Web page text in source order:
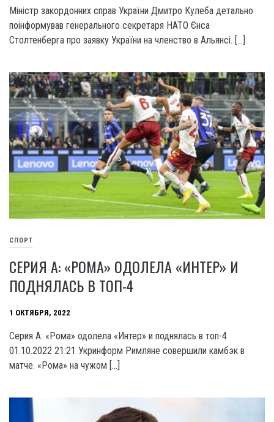
Міністр закордонних справ України Дмитро Кулеба детально
поінформував генерального секретаря НАТО Єнса
Столтенберга про заявку України на членство в Альянсі. […]
СПОРТ
СЕРИЯ А: «РОМА» ОДОЛЕЛА «ИНТЕР» И
ПОДНЯЛАСЬ В ТОП-4
1 ОКТЯБРЯ, 2022
Серия А: «Рома» одолела «Интер» и поднялась в топ-4
01.10.2022 21:21 Укринформ Римляне совершили камбэк в
матче. «Рома» на чужом […]